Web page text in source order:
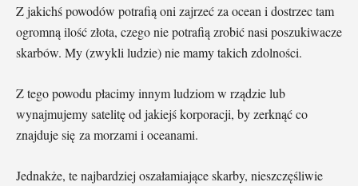
Z jakichś powodów potrafią oni zajrzeć za ocean i dostrzec tam
ogromną ilość złota, czego nie potrafią zrobić nasi poszukiwacze
skarbów. My (zwykli ludzie) nie mamy takich zdolności.
Z tego powodu płacimy innym ludziom w rządzie lub
wynajmujemy satelitę od jakiejś korporacji, by zerknąć co
znajduje się za morzami i oceanami.
Jednakże, te najbardziej oszałamiające skarby, nieszczęśliwie